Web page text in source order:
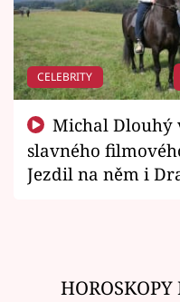
CELEBRITY
slavného
Jezdil na něm i